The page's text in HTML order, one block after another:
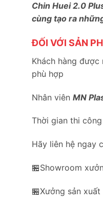
Chin Huei 2.0
cùng tạo ra
ĐỐI VỚI SẢN
Khách hàng được
phù hợp
Nhân viên MN
Thời gian thi
Hãy liên hệ ngay
🏪Showroom
🏪Xưởng sản